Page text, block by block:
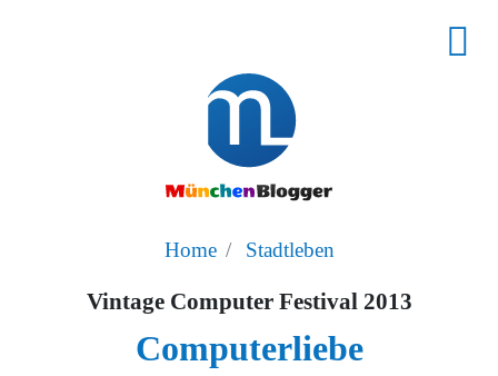
Home Stadtleben
Vintage Computer Festival 2013
Computerliebe